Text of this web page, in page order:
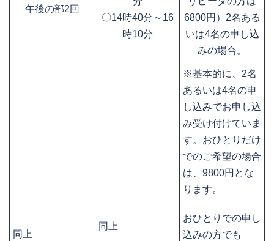
午後の部2回
〇14時40分～16
時10分
6800円）2名ある
いは4名の申し込
みの場合。
同上
同上
※基本的に、2名
あるいは4名の申
し込みでお申し込
み受け付けていま
す。おひとりだけ
でのご希望の場合
は、9800円とな
ります。
おひとりでの申し
込みの方でも